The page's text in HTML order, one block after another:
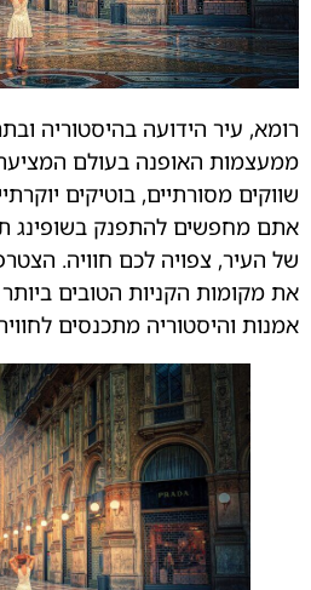
רומא, עיר הידועה בהיסטוריה
ממעצמות האופנה בעולם
שווקים מסורתיים, בוטיקים
אתם מחפשים להתפנק בשופינג
של העיר, צפויה לכם חוויה.
את מקומות הקניות הטובים
אמנות והיסטוריה מתכנסים